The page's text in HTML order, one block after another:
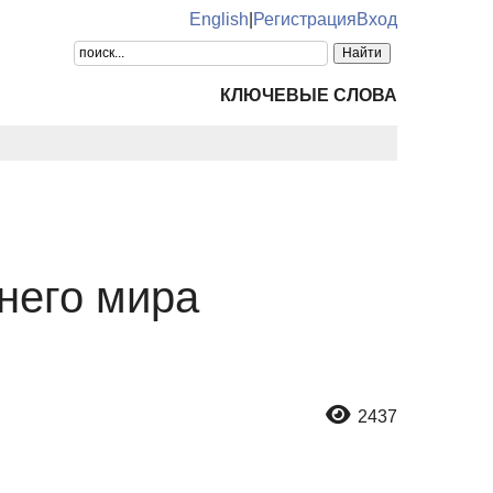
English РегистрацияВход
КЛЮЧЕВЫЕ СЛОВА
мира
2437